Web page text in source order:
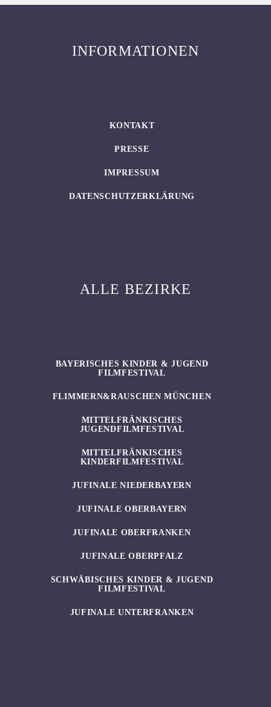
INFORMATIONEN
KONTAKT
PRESSE
IMPRESSUM
DATENSCHUTZERKLÄRUNG
ALLE BEZIRKE
BAYERISCHES KINDER & JUGEND
FILMFESTIVAL
FLIMMERN&RAUSCHEN MÜNCHEN
MITTELFRÄNKISCHES
JUGENDFILMFESTIVAL
MITTELFRÄNKISCHES
KINDERFILMFESTIVAL
JUFINALE NIEDERBAYERN
JUFINALE OBERBAYERN
JUFINALE OBERFRANKEN
JUFINALE OBERPFALZ
SCHWÄBISCHES KINDER & JUGEND
FILMFESTIVAL
JUFINALE UNTERFRANKEN